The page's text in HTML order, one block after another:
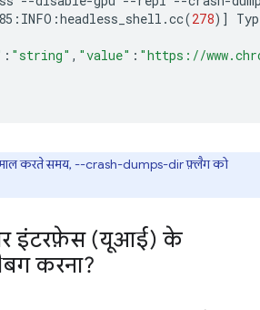
(278)]
: "string" , "value" : "https://
करते समय, --crash-dumps-dir फ़्लैग को
इंटरफ़ेस (यूआई) के
करना?